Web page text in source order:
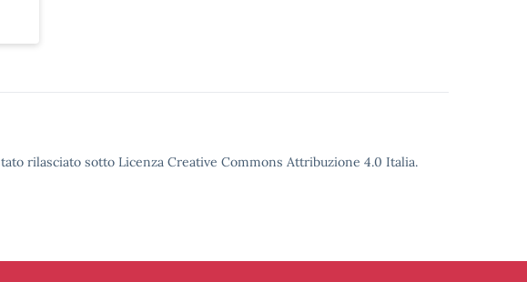
rilasciato sotto Licenza Creative Commons Attribuzione 4.0 Italia.